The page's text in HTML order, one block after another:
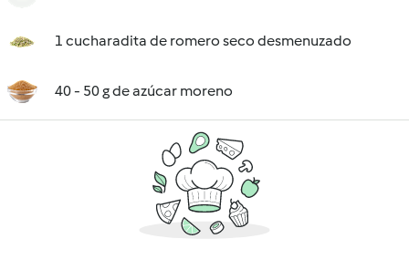
1 cucharadita de romero seco desmenuzado
40 - 50 g de azúcar moreno